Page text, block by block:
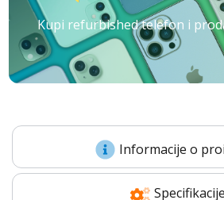
Kupi refurbished telefon i
Informacije o
Specifikacije